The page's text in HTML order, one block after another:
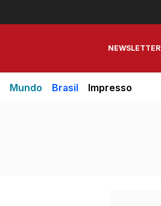
NEWSLETTER
Mundo Brasil Impresso